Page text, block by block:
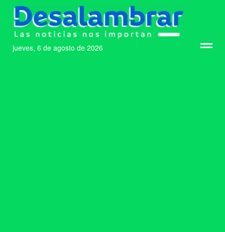
jueves, 6 de agosto de 2026